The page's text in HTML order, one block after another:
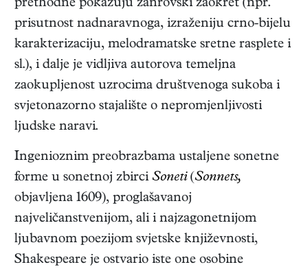
prethodne pokazuju žanrovski zaokret (npr.
prisutnost nadnaravnoga, izraženiju crno-bijelu
karakterizaciju, melodramatske sretne rasplete i
sl.), i dalje je vidljiva autorova temeljna
zaokupljenost uzrocima društvenoga sukoba i
svjetonazorno stajalište o nepromjenljivosti
ljudske naravi.
Ingenioznim preobrazbama ustaljene sonetne
forme u sonetnoj zbirci Soneti(Sonnets,
objavljena 1609), proglašavanoj
najveličanstvenijom, ali i najzagonetnijom
ljubavnom poezijom svjetske književnosti,
Shakespeare je ostvario iste one osobine